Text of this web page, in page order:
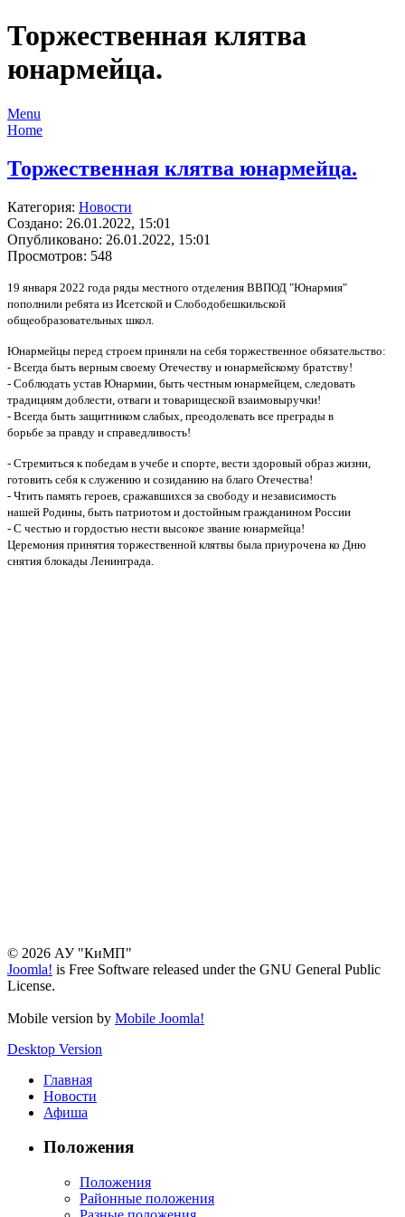
Торжественная клятва
юнармейца.
Menu
Home
Торжественная клятва юнармейца.
Категория: Новости
Создано: 26.01.2022, 15:01
Опубликовано: 26.01.2022, 15:01
Просмотров: 548
19 января 2022 года ряды местного отделения ВВПОД "Юнармия"
пополнили ребята из Исетской и Слободобешкильской
общеобразовательных школ.
Юнармейцы перед строем приняли на себя торжественное обязательство:
- Всегда быть верным своему Отечеству и юнармейскому братству!
- Соблюдать устав Юнармии, быть честным юнармейцем, следовать
традициям доблести, отваги и товарищеской взаимовыручки!
- Всегда быть защитником слабых, преодолевать все преграды в
борьбе за правду и справедливость!
- Стремиться к победам в учебе и спорте, вести здоровый образ жизни,
готовить себя к служению и созиданию на благо Отечества!
- Чтить память героев, сражавшихся за свободу и независимость
нашей Родины, быть патриотом и достойным гражданином России
- С честью и гордостью нести высокое звание юнармейца!
Церемония принятия торжественной клятвы была приурочена ко Дню
снятия блокады Ленинграда.
© 2026 АУ "КиМП"
Joomla! is Free Software released under the GNU General Public
License.
Mobile version by Mobile Joomla!
Desktop Version
Главная
Новости
Афиша
Положения
Положения
Районные положения